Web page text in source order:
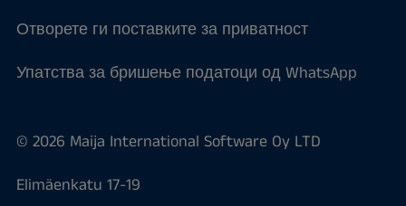
Отворете ги поставките за приватност
Упатства за бришење податоци од WhatsApp
© 2026 Maija International Software Oy LTD
Elimäenkatu 17-19